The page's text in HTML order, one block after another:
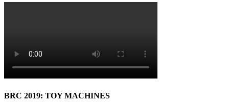
BRC 2019: TOY MACHINES